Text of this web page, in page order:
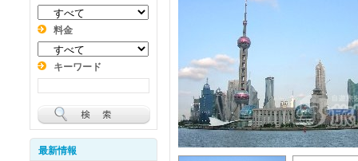
料金
キーワード
最新情報